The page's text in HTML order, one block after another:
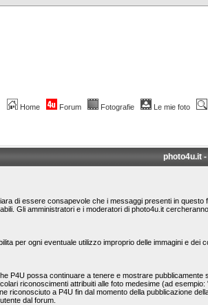
Home Forum Fotografie Le mie foto
photo4u.it
di essere consapevole che i messaggi presenti in
Gli amministratori e i moderatori di photo4u.it
per ogni eventuale utilizzo improprio delle immagini e
P4U possa continuare a tenere e mostrare
riconoscimenti attribuiti alle foto medesime (ad
riconosciuto a P4U fin dal momento della pubblicazione
dal forum.